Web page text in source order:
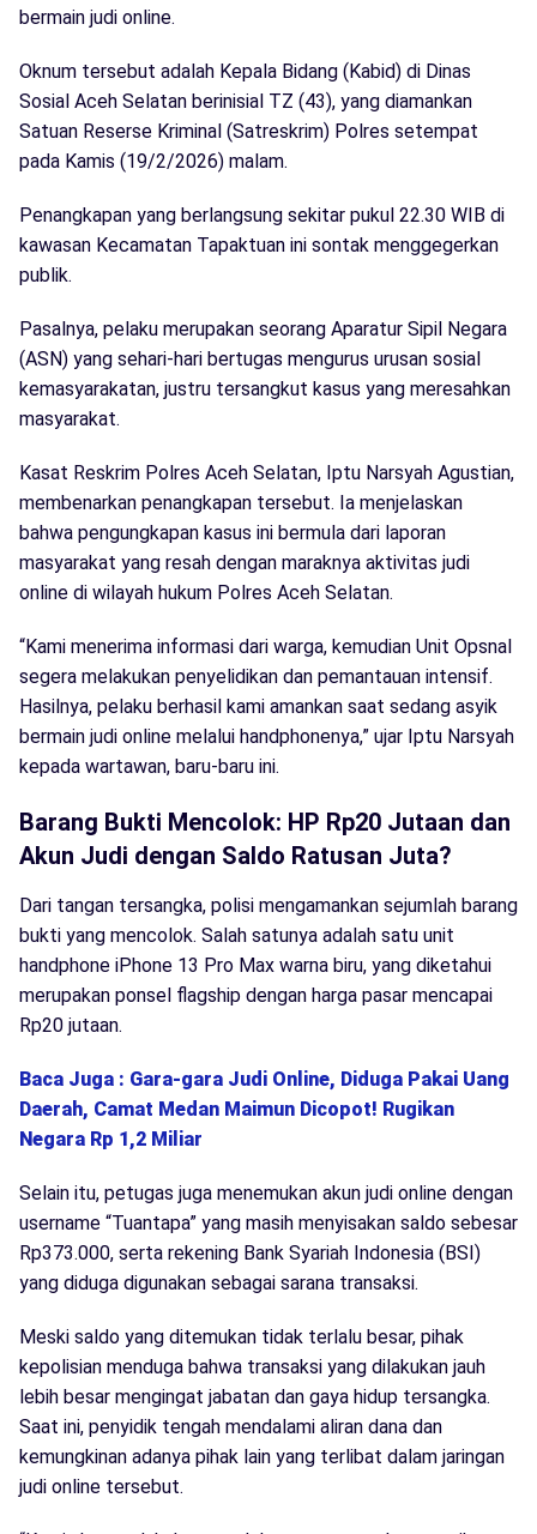
bermain judi online.
Oknum tersebut adalah Kepala Bidang (Kabid) di Dinas
Sosial Aceh Selatan berinisial TZ (43), yang diamankan
Satuan Reserse Kriminal (Satreskrim) Polres setempat
pada Kamis (19/2/2026) malam.
Penangkapan yang berlangsung sekitar pukul 22.30 WIB di
kawasan Kecamatan Tapaktuan ini sontak menggegerkan
publik.
Pasalnya, pelaku merupakan seorang Aparatur Sipil Negara
(ASN) yang sehari-hari bertugas mengurus urusan sosial
kemasyarakatan, justru tersangkut kasus yang meresahkan
masyarakat.
Kasat Reskrim Polres Aceh Selatan, Iptu Narsyah Agustian,
membenarkan penangkapan tersebut. Ia menjelaskan
bahwa pengungkapan kasus ini bermula dari laporan
masyarakat yang resah dengan maraknya aktivitas judi
online di wilayah hukum Polres Aceh Selatan.
“Kami menerima informasi dari warga, kemudian Unit Opsnal
segera melakukan penyelidikan dan pemantauan intensif.
Hasilnya, pelaku berhasil kami amankan saat sedang asyik
bermain judi online melalui handphonenya,” ujar Iptu Narsyah
kepada wartawan, baru-baru ini.
Barang Bukti Mencolok: HP Rp20 Jutaan dan
Akun Judi dengan Saldo Ratusan Juta?
Dari tangan tersangka, polisi mengamankan sejumlah barang
bukti yang mencolok. Salah satunya adalah satu unit
handphone iPhone 13 Pro Max warna biru, yang diketahui
merupakan ponsel flagship dengan harga pasar mencapai
Rp20 jutaan.
Baca Juga : Gara-gara Judi Online, Diduga Pakai Uang
Daerah, Camat Medan Maimun Dicopot! Rugikan
Negara Rp 1,2 Miliar
Selain itu, petugas juga menemukan akun judi online dengan
username “Tuantapa” yang masih menyisakan saldo sebesar
Rp373.000, serta rekening Bank Syariah Indonesia (BSI)
yang diduga digunakan sebagai sarana transaksi.
Meski saldo yang ditemukan tidak terlalu besar, pihak
kepolisian menduga bahwa transaksi yang dilakukan jauh
lebih besar mengingat jabatan dan gaya hidup tersangka.
Saat ini, penyidik tengah mendalami aliran dana dan
kemungkinan adanya pihak lain yang terlibat dalam jaringan
judi online tersebut.